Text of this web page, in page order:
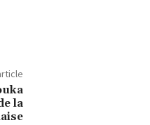
la